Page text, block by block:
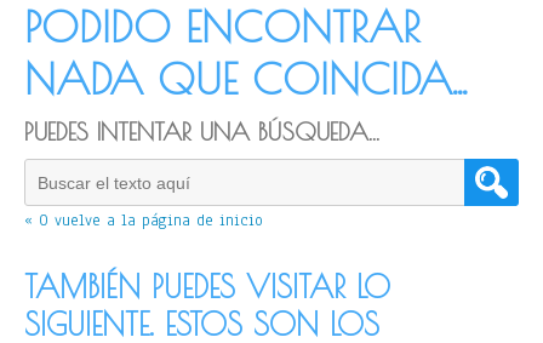
PODIDO ENCONTRAR
NADA QUE COINCIDA...
PUEDES INTENTAR UNA BÚSQUEDA...
« O vuelve a la página de inicio
TAMBIÉN PUEDES VISITAR LO
SIGUIENTE. ESTOS SON LOS